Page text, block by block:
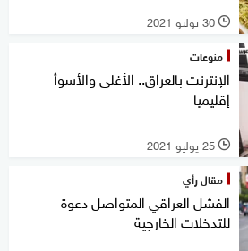
l 30 يوليو 2021
منوعات
الإنترنت بالعراق.. الأغلى والأسوأ
إقليميا
l 25 يوليو 2021
مقال رأي
الفشل العراقي المتواصل دعوة
للتدخلات الخارجية